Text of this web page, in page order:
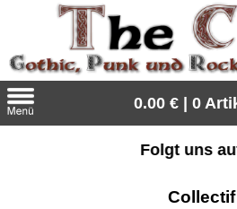
0.00 € | 0
Folgt uns auf
Collectif